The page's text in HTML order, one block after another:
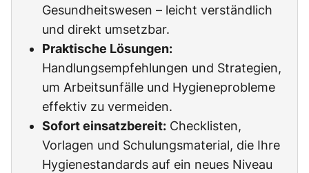
Gesundheitswesen – leicht verständlich
und direkt umsetzbar.
Praktische Lösungen:
Handlungsempfehlungen und Strategien,
um Arbeitsunfälle und Hygieneprobleme
effektiv zu vermeiden.
Sofort einsatzbereit: Checklisten,
Vorlagen und Schulungsmaterial, die Ihre
Hygienestandards auf ein neues Niveau